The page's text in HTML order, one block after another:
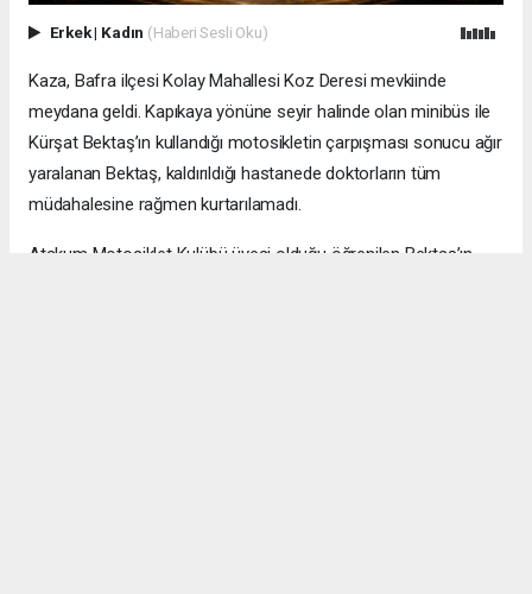
Erkek| Kadın (Haberi Sesli Oku)
Kaza, Bafra ilçesi Kolay Mahallesi Koz Deresi mevkiinde
meydana geldi. Kapıkaya yönüne seyir halinde olan minibüs ile
Kürşat Bektaş’ın kullandığı motosikletin çarpışması sonucu ağır
yaralanan Bektaş, kaldırıldığı hastanede doktorların tüm
müdahalesine rağmen kurtarılamadı.
Atakum Motosiklet Kulübü üyesi olduğu öğrenilen Bektaş’ın,